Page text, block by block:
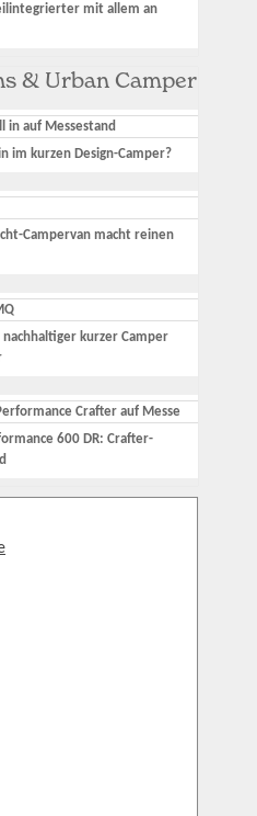
mit allem an
& Urban Camper
im kurzen Design-Camper?
Campervan macht reinen
kurzer Camper
600 DR: Crafter-